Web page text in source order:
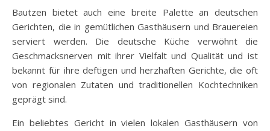
Bautzen bietet auch eine breite Palette an deutschen
Gerichten, die in gemütlichen Gasthäusern und Brauereien
serviert werden. Die deutsche Küche verwöhnt die
Geschmacksnerven mit ihrer Vielfalt und Qualität und ist
bekannt für ihre deftigen und herzhaften Gerichte, die oft
von regionalen Zutaten und traditionellen Kochtechniken
geprägt sind.
Ein beliebtes Gericht in vielen lokalen Gasthäusern von